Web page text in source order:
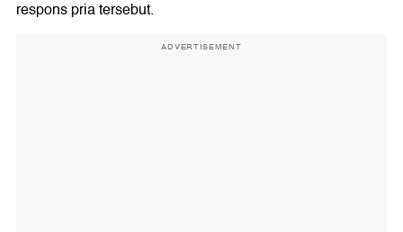
respons pria tersebut.
ADVERTISEMENT